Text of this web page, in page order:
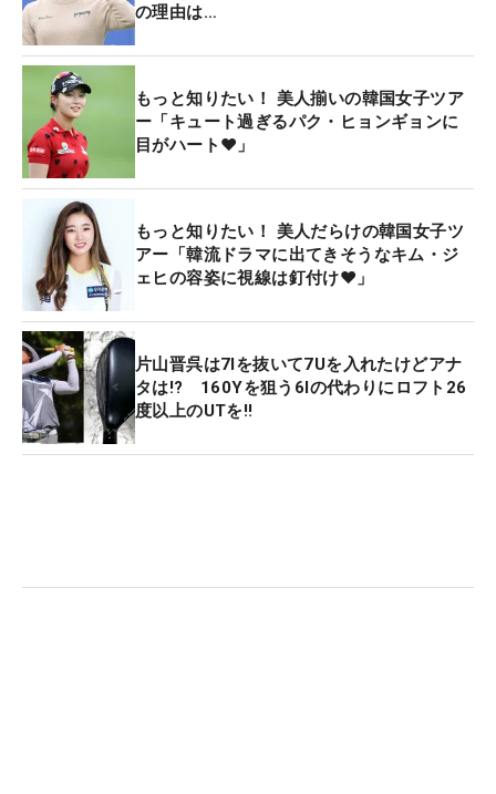
の理由は…
もっと知りたい！ 美人揃いの韓国女子ツア
ー「キュート過ぎるパク・ヒョンギョンに
目がハート♥」
もっと知りたい！ 美人だらけの韓国女子ツ
アー「韓流ドラマに出てきそうなキム・ジ
ェヒの容姿に視線は釘付け♥」
片山晋呉は7Iを抜いて7Uを入れたけどアナ
タは!? 160Yを狙う6Iの代わりにロフト26
度以上のUTを‼